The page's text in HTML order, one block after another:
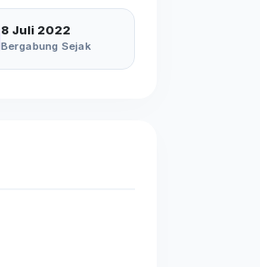
8 Juli 2022
Bergabung Sejak